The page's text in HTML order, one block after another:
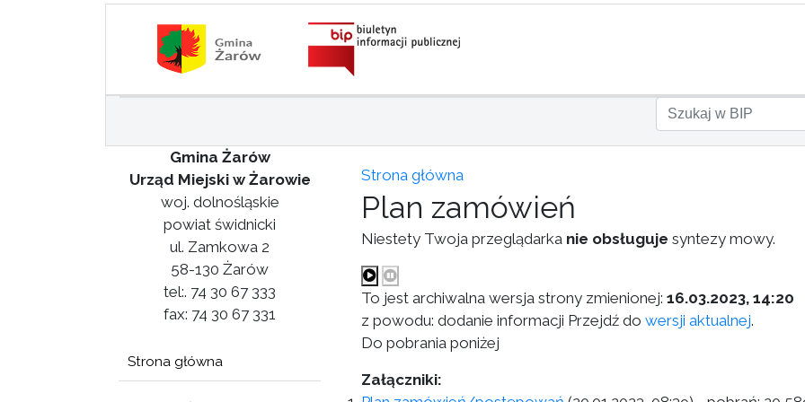
Gmina Żarów
Urząd Miejski w Żarowie
woj. dolnośląskie
powiat świdnicki
ul. Zamkowa 2
58-130 Żarów
tel:. 74 30 67 333
fax: 74 30 67 331
Strona główna
Strona główna
Plan zamówień
Niestety Twoja przeglądarka nie obsługuje syntezy mowy.
To jest archiwalna wersja strony zmienionej: 16.03.2023, 14:20
z powodu: dodanie informacji Przejdź do wersji aktualnej.
Do pobrania poniżej
Załączniki: